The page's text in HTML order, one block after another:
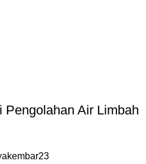
Air Limbah